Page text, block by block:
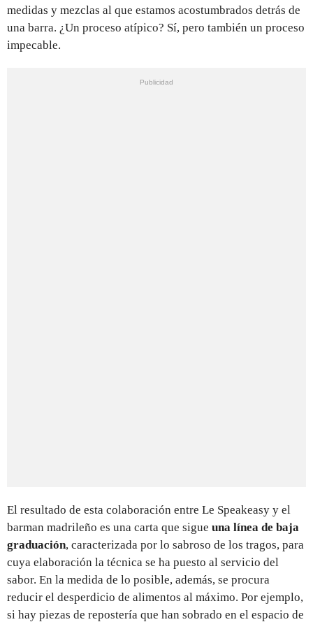
medidas y mezclas al que estamos acostumbrados detrás de
una barra. ¿Un proceso atípico? Sí, pero también un proceso
impecable.
El resultado de esta colaboración entre Le Speakeasy y el
barman madrileño es una carta que sigue una línea de baja
graduación, caracterizada por lo sabroso de los tragos, para
cuya elaboración la técnica se ha puesto al servicio del
sabor. En la medida de lo posible, además, se procura
reducir el desperdicio de alimentos al máximo. Por ejemplo,
si hay piezas de repostería que han sobrado en el espacio de